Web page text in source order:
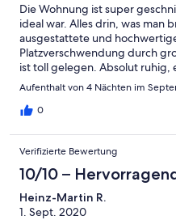
Die Wohnung ist super
ideal war. Alles drin, was man
ausgestattete und
Platzverschwendung durch
ist toll gelegen. Absolut ruhig,
kann. Von hier aus lässt sich
erkunden. Wir kommen gerne
Aufenthalt von 4 Nächten im
0
Verifizierte Bewertung
10/10 –
Heinz-Martin R.
1. Sept. 2020